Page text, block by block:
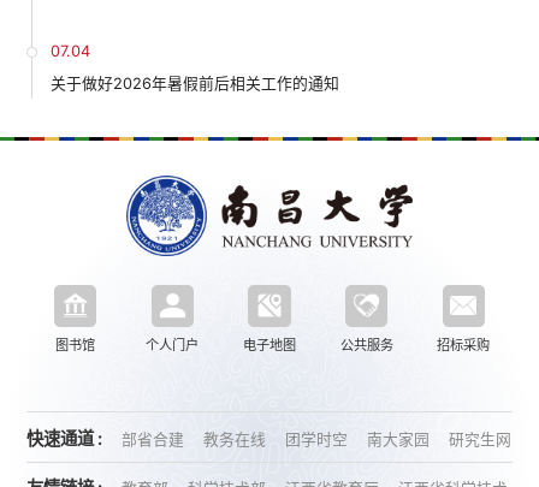
07.04
关于做好2026年暑假前后相关工作的通知
图书馆 个人门户 电子地图 公共服务 招标采购
快速通道 : 部省合建 教务在线 团学时空 南大家园 研究生网